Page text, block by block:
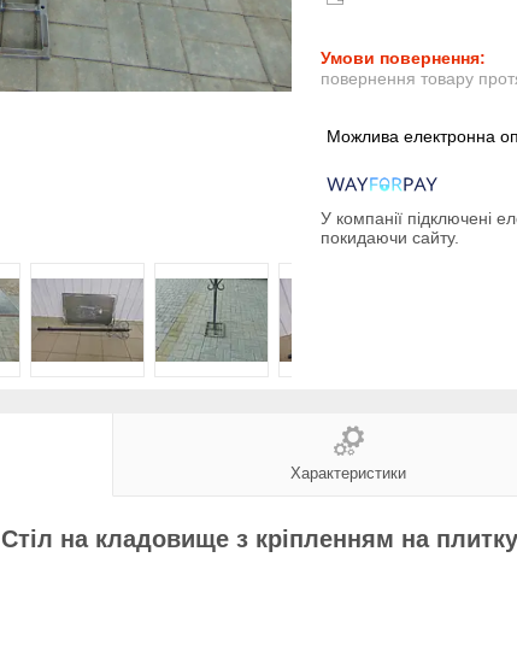
повернення товару
У компанії підключені
покидаючи сайту.
Характеристики
Стіл на кладовище з кріпленням на